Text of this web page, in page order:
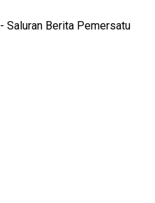
- Saluran Berita Pemersatu